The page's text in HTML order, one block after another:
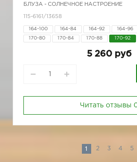
БЛУЗА - СОЛНЕЧНОЕ НАСТРОЕНИЕ
115-6161/13658
164-100 164-84 164-92 164-96
170-80 170-84 170-88 170-92
5 260 руб
Читать отзывы
1 2 3 4 5